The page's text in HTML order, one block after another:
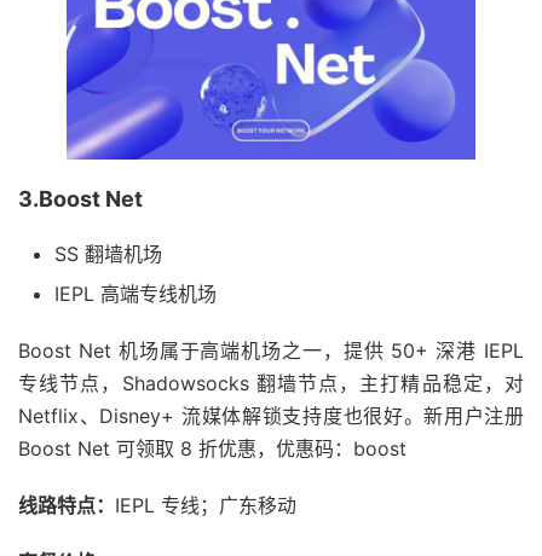
3.Boost Net
SS 翻墙机场
IEPL 高端专线机场
Boost Net 机场属于高端机场之一，提供 50+ 深港 IEPL
专线节点，Shadowsocks 翻墙节点，主打精品稳定，对
Netflix、Disney+ 流媒体解锁支持度也很好。新用户注册
Boost Net 可领取 8 折优惠，优惠码：boost
线路特点： IEPL 专线；广东移动